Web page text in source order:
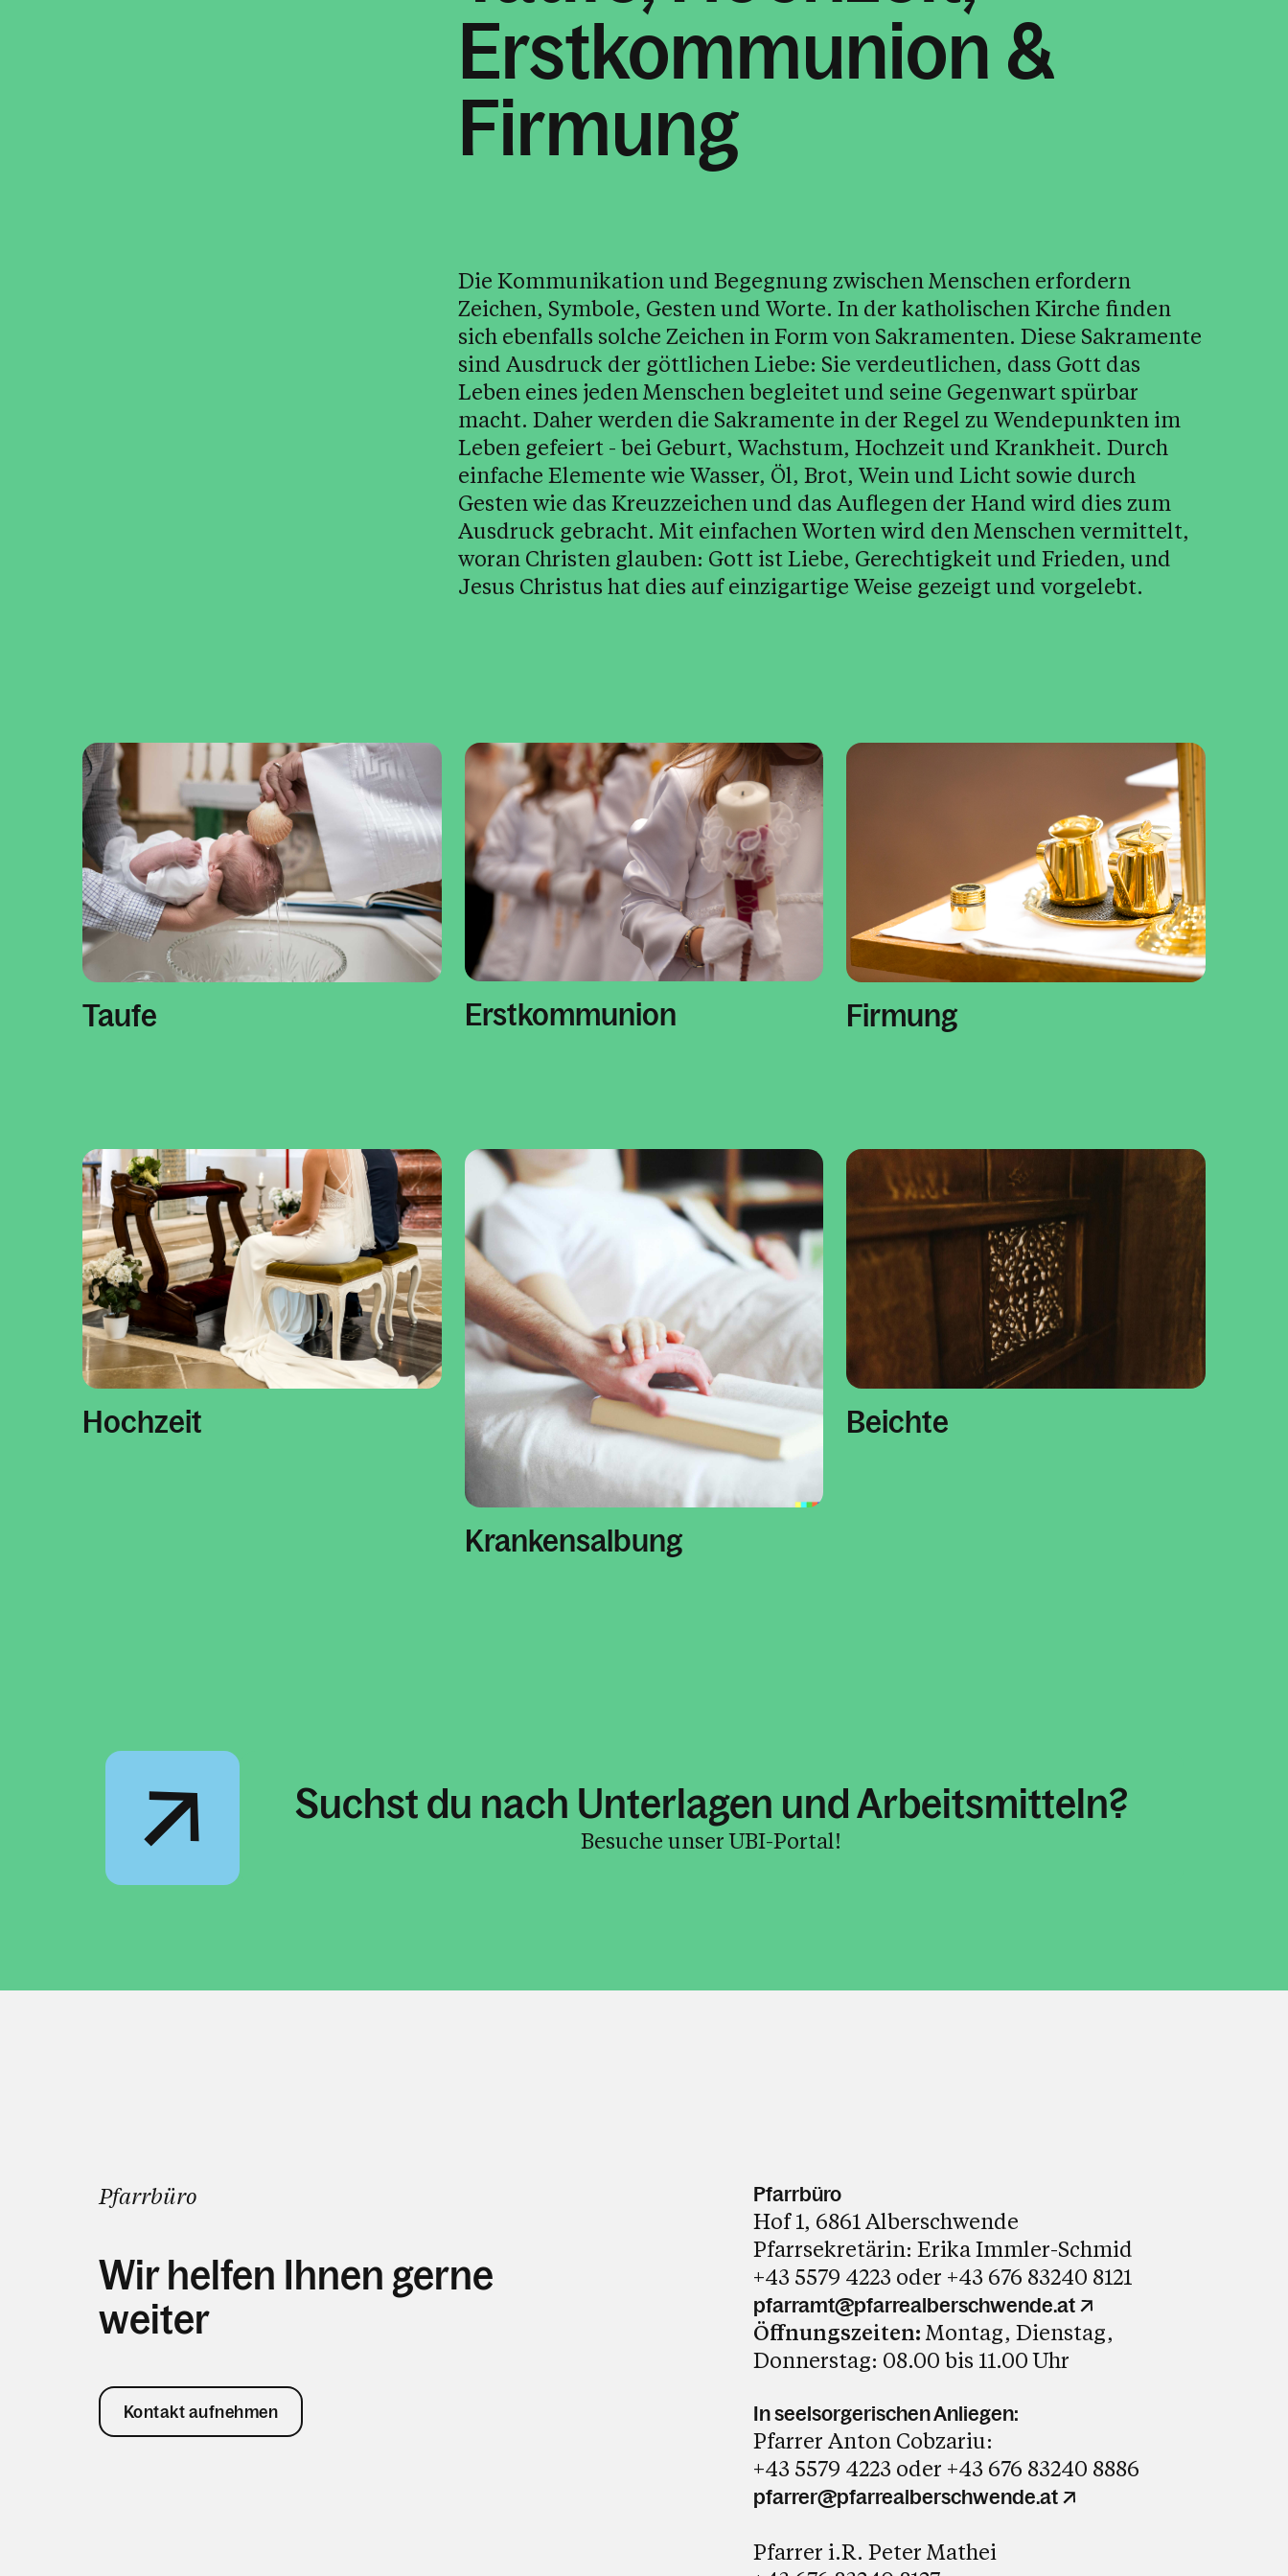
Erstkommunion &
Firmung
Die Kommunikation und Begegnung zwischen Menschen erfordern
Zeichen, Symbole, Gesten und Worte. In der katholischen Kirche finden
sich ebenfalls solche Zeichen in Form von Sakramenten. Diese Sakramente
sind Ausdruck der göttlichen Liebe: Sie verdeutlichen, dass Gott das
Leben eines jeden Menschen begleitet und seine Gegenwart spürbar
macht. Daher werden die Sakramente in der Regel zu Wendepunkten im
Leben gefeiert - bei Geburt, Wachstum, Hochzeit und Krankheit. Durch
einfache Elemente wie Wasser, Öl, Brot, Wein und Licht sowie durch
Gesten wie das Kreuzzeichen und das Auflegen der Hand wird dies zum
Ausdruck gebracht. Mit einfachen Worten wird den Menschen vermittelt,
woran Christen glauben: Gott ist Liebe, Gerechtigkeit und Frieden, und
Jesus Christus hat dies auf einzigartige Weise gezeigt und vorgelebt.
Taufe Erstkommunion Firmung
Hochzeit
Krankensalbung
Beichte
Suchst du nach Unterlagen und Arbeitsmitteln?
Besuche unser UBI-Portal!
Pfarrbüro
Wir helfen Ihnen gerne
weiter
Kontakt aufnehmen
Pfarrbüro
Hof 1, 6861 Alberschwende
Pfarrsekretärin: Erika Immler-Schmid
+43 5579 4223 oder +43 676 83240 8121
pfarramt@pfarrealberschwende.at
Öffnungszeiten:Montag, Dienstag,
Donnerstag: 08.00 bis 11.00 Uhr
In seelsorgerischen Anliegen:
Pfarrer Anton Cobzariu:
+43 5579 4223 oder +43 676 83240 8886
pfarrer@pfarrealberschwende.at
Pfarrer i.R. Peter Mathei